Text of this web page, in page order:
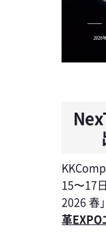
15〜17
2026 春
革EXPO